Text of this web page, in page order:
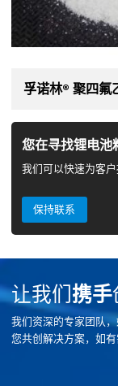
孚诺林® 聚四氟
您在寻找锂电池
我们可以快速为客
保持联系
让我们携手
我们资深的专家团队
您共创解决方案，如